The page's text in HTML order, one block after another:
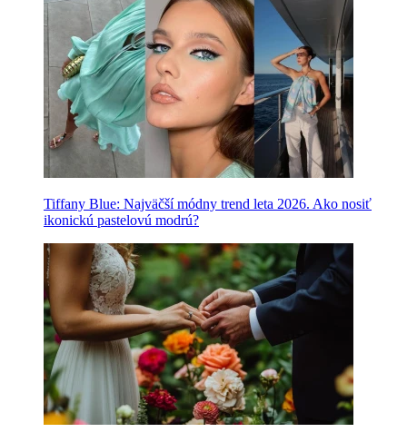
Tiffany Blue: Najväčší módny trend leta 2026. Ako nosiť
ikonickú pastelovú modrú?